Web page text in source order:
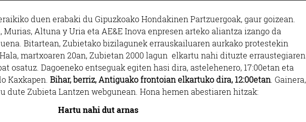
duen erabaki du Gipuzkoako Hondakinen Partzuergoak, gaur goizean.
Murias, Altuna y Uria eta AE&E Inova enpresen arteko aliantza izango da
Bitartean, Zubietako bizilagunek errauskailuaren aurkako protestekin
martxoaren 20an, Zubietan 2000 lagun elkartu nahi dituzte erraustegiaren
osatuz. Dagoeneko entseguak egiten hasi dira, astelehenero, 17:00etan eta
Kaxkapen. Bihar, berriz, Antiguako frontoian elkartuko dira, 12:00etan . Gainera,
dute Zubieta Lantzen webgunean. Hona hemen abestiaren hitzak:
Hartu nahi dut arnas